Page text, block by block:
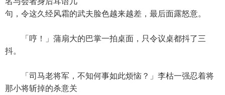
句，令这久经风霜的武夫脸色越来越差，最后面露怒意。
「哼！」蒲扇大的巴掌一拍桌面，只令议桌都抖了三
抖。
「司马老将军，不知何事如此烦恼？」李枯一强忍着将
那小将斩掉的杀意关